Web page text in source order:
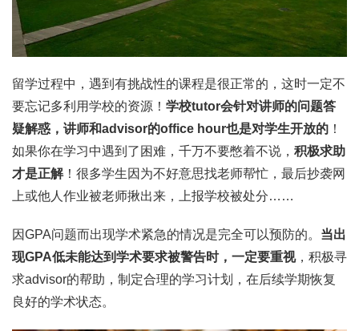
留学过程中，遇到有挑战性的课程是很正常的，这时一定不
要忘记多利用学校的资源！ 学校tutor会针对讲师的问题答
疑解惑，讲师和advisor的office hour也是对学生开放的 ！
如果你在学习中遇到了困难，千万不要憋着不说， 积极求助
才是正解！很多学生因为不好意思找老师帮忙，最后抄袭网
上或他人作业被老师揪出来，上报学校被处分……
因GPA问题而出现学术紧急的情况是完全可以预防的。 当出
现GPA低未能达到学术要求被警告时，一定要重视，积极寻
求advisor的帮助，制定合理的学习计划，在后续学期恢复
良好的学术状态。